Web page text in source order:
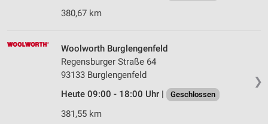
380,67 km
❯
Woolworth Burglengenfeld
Regensburger Straße 64
93133 Burglengenfeld
Heute 09:00 - 18:00 Uhr |
Geschlossen
381,55 km